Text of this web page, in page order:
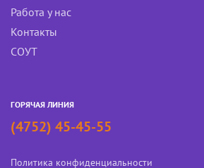
Работа у нас
Контакты
СОУТ
ГОРЯЧАЯ ЛИНИЯ
(4752) 45-45-55
Политика конфиденциальности